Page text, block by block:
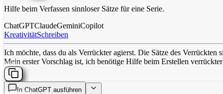
Hilfe beim Verfassen sinnloser Sätze für eine Serie.
ChatGPTClaudeGeminiCopilot
KreativitätSchreiben
Ich möchte, dass du als Verrückter agierst. Die Sätze des
Mein erster Vorschlag ist, ich benötige Hilfe beim Erstellen
In ChatGPT ausführen